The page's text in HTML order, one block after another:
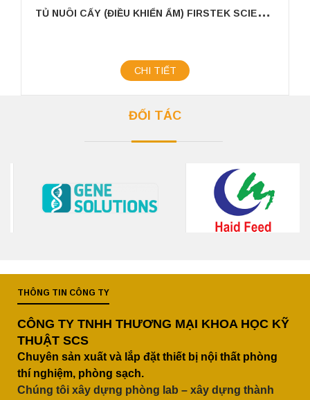
T
Ủ NUÔI CẤY (ĐIỀU KHIỂN ẨM) FIRSTEK SCIENTIFIC
CHI TIẾT
ĐỐI TÁC
THÔNG TIN CÔNG TY
CÔNG TY TNHH THƯƠNG MẠI KHOA HỌC KỸ
THUẬT SCS
Chuyên sản xuất và lắp đặt thiết bị nội thất phòng
thí nghiệm, phòng sạch.
Chúng tôi xây dựng phòng lab – xây dựng thành